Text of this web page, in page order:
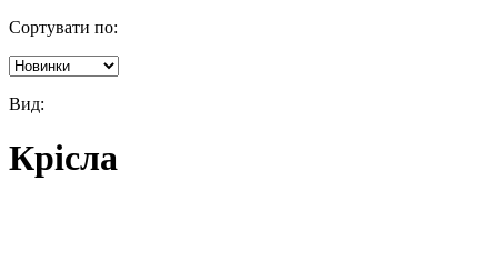
Сортувати по:
Вид:
Крісла